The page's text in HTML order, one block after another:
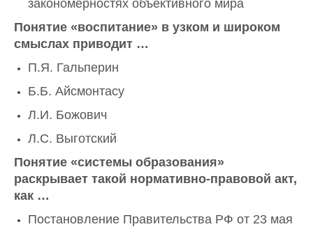
закономерностях объективного мира
Понятие «воспитание» в узком и широком
смыслах приводит …
П.Я. Гальперин
Б.Б. Айсмонтасу
Л.И. Божович
Л.С. Выготский
Понятие «системы образования»
раскрывает такой нормативно-правовой акт,
как …
Постановление Правительства РФ от 23 мая